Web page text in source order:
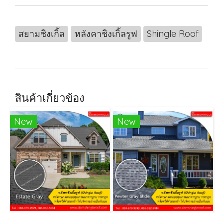
สยามชิงเกิ้ล หลังคาชิงเกิ้ลรูฟ Shingle Roof
สินค้าเกี่ยวข้อง
New New